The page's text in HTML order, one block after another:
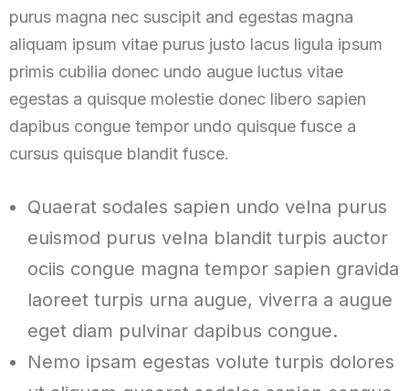
purus magna nec suscipit and egestas magna
aliquam ipsum vitae purus justo lacus ligula ipsum
primis cubilia donec undo augue luctus vitae
egestas a quisque molestie donec libero sapien
dapibus congue tempor undo quisque fusce a
cursus quisque blandit fusce.
Quaerat sodales sapien undo velna purus
euismod purus velna blandit turpis auctor
ociis congue magna tempor sapien gravida
laoreet turpis urna augue, viverra a augue
eget diam pulvinar dapibus congue.
Nemo ipsam egestas volute turpis dolores